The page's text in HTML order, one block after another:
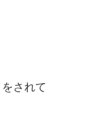
されて